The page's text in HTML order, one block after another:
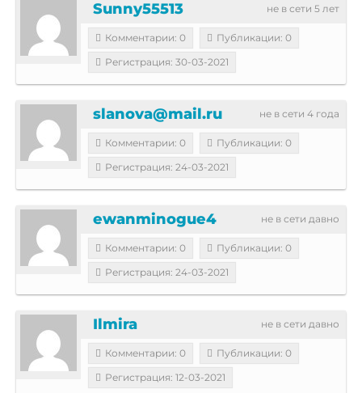
не в сети 5 лет
Sunny55513
Комментарии: 0
Публикации: 0
Регистрация: 30-03-2021
не в сети 4 года
slanova@mail.ru
Комментарии: 0
Публикации: 0
Регистрация: 24-03-2021
не в сети давно
ewanminogue4
Комментарии: 0
Публикации: 0
Регистрация: 24-03-2021
не в сети давно
Ilmira
Комментарии: 0
Публикации: 0
Регистрация: 12-03-2021